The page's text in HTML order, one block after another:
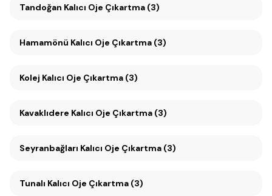
Tandoğan Kalıcı Oje Çıkartma (3)
Hamamönü Kalıcı Oje Çıkartma (3)
Kolej Kalıcı Oje Çıkartma (3)
Kavaklıdere Kalıcı Oje Çıkartma (3)
Seyranbağları Kalıcı Oje Çıkartma (3)
Tunalı Kalıcı Oje Çıkartma (3)